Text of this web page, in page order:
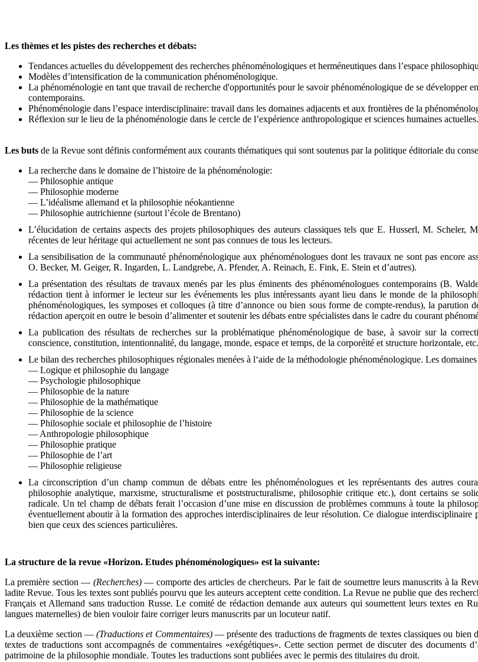
Les thèmes et les pistes des recherches et débats:
Tendances actuelles du développement des recherches phénoménologiques et herméneutiques dans l’espace
Modèles d’intensification de la communication phénoménologique.
La phénoménologie en tant que travail de recherche d'opportunités pour le savoir phénoménologique de se développer
contemporains.
Phénoménologie dans l’espace interdisciplinaire: travail dans les domaines adjacents et aux frontières de la
Réflexion sur le lieu de la phénoménologie dans le cercle de l’expérience anthropologique et sciences humaines actuelles.
Les buts de la Revue sont définis conformément aux courants thématiques qui sont soutenus par la politique éditoriale du
La recherche dans le domaine de l’histoire de la phénoménologie:
— Philosophie antique
— Philosophie moderne
— L’idéalisme allemand et la philosophie néokantienne
— Philosophie autrichienne (surtout l’école de Brentano)
L’élucidation de certains aspects des projets philosophiques des auteurs classiques tels que E. Husserl, M. Scheler,
récentes de leur héritage qui actuellement ne sont pas connues de tous les lecteurs.
La sensibilisation de la communauté phénoménologique aux phénoménologues dont les travaux ne sont pas encore
O. Becker, M. Geiger, R. Ingarden, L. Landgrebe, A. Pfender, A. Reinach, E. Fink, E. Stein et d’autres).
La présentation des résultats de travaux menés par les plus éminents des phénoménologues contemporains (B.
rédaction tient à informer le lecteur sur les événements les plus intéressants ayant lieu dans le monde de la
phénoménologiques, les symposes et colloques (à titre d’annonce ou bien sous forme de compte-rendus), la parution
rédaction aperçoit en outre le besoin d’alimenter et soutenir les débats entre spécialistes dans le cadre du courant
La publication des résultats de recherches sur la problématique phénoménologique de base, à savoir sur la
conscience, constitution, intentionnalité, du langage, monde, espace et temps, de la corporéité et structure horizontale, etc.
Le bilan des recherches philosophiques régionales menées à l‘aide de la méthodologie phénoménologique. Les
— Logique et philosophie du langage
— Psychologie philosophique
— Philosophie de la nature
— Philosophie de la mathématique
— Philosophie de la science
— Philosophie sociale et philosophie de l’histoire
— Anthropologie philosophique
— Philosophie pratique
— Philosophie de l’art
— Philosophie religieuse
La circonscription d’un champ commun de débats entre les phénoménologues et les représentants des autres
philosophie analytique, marxisme, structuralisme et poststructuralisme, philosophie critique etc.), dont certains se
radicale. Un tel champ de débats ferait l’occasion d’une mise en discussion de problèmes communs à toute la
éventuellement aboutir à la formation des approches interdisciplinaires de leur résolution. Ce dialogue
bien que ceux des sciences particulières.
La structure de la revue «Horizon. Etudes phénoménologiques» est la suivante:
La première section — (Recherches)— comporte des articles de chercheurs. Par le fait de soumettre leurs manuscrits à la
ladite Revue. Tous les textes sont publiés pourvu que les auteurs acceptent cette condition. La Revue ne publie que des
Français et Allemand sans traduction Russe. Le comité de rédaction demande aux auteurs qui soumettent leurs textes en
langues maternelles) de bien vouloir faire corriger leurs manuscrits par un locuteur natif.
La deuxième section —(Traductions et Commentaires)— présente des traductions de fragments de textes classiques ou bien
textes de traductions sont accompagnés de commentaires «exégétiques». Cette section permet de discuter des documents
patrimoine de la philosophie mondiale. Toutes les traductions sont publiées avec le permis des titulaires du droit.